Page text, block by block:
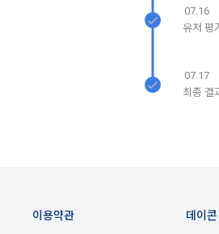
적용일자 및 개정사유를 명시하여 현행
이지의 공지게시판에 그 적용일자 7일
며, 정책 또한 개정될 시에는 적용일자
지할 수 있다. 만약, "회원"이 거부의사
필수 항목 : 아이디, 비밀번호, 이름, 닉네
선택 항목 : 휴대폰번호, 생년월일, 국가
데이콘 내의 개별 서비스 이용, 상금 및
2) 데이콘 인재풀 등록 시 수집하는 항
07.16
유저 평
07.17
최종 결
이용약관
데이